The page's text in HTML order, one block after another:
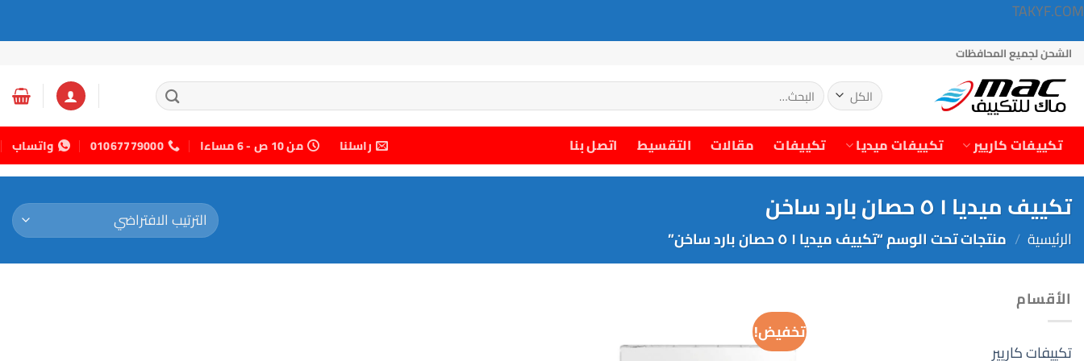
TAKYF.COM
تخطي
للمحتوى
الشحن لجميع المحافظات
البحث
عن:
تكييفات كاريير تكييفات ميديا تكييفات مقالات التقسيط اتصل بنا راسلنا من 10 ص - 6 مساءا 01067779000 واتساب
تكييف ميديا ١ ٥ حصان بارد ساخن
الرئيسية / منتجات تحت الوسم “تكييف ميديا ١ ٥ حصان بارد ساخن”
الأقسام
تكييفات كاريير
تخفيض!